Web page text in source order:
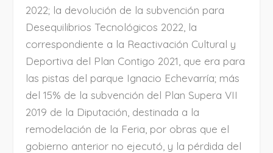
2022; la devolución de la subvención para
Desequilibrios Tecnológicos 2022, la
correspondiente a la Reactivación Cultural y
Deportiva del Plan Contigo 2021, que era para
las pistas del parque Ignacio Echevarría; más
del 15% de la subvención del Plan Supera VII
2019 de la Diputación, destinada a la
remodelación de la Feria, por obras que el
gobierno anterior no ejecutó, y la pérdida del